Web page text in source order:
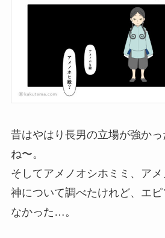
昔はやはり長男の立場が強かっ
ね〜。
そしてアメノオシホミミ、ア
神について調べたけれど、エ
なかった…。